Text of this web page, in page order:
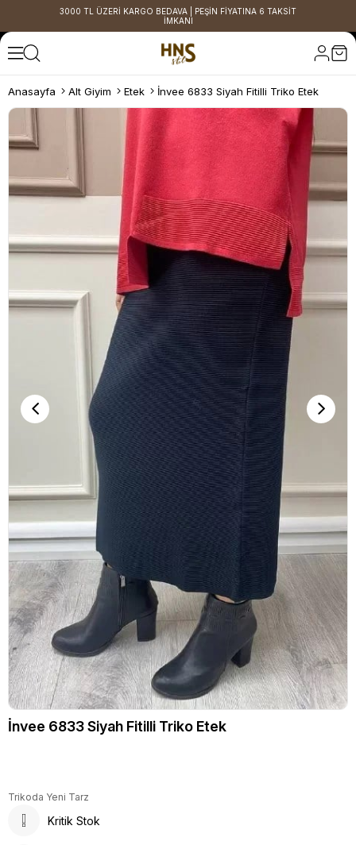
3000 TL ÜZERİ KARGO BEDAVA | PEŞİN FİYATINA 6 TAKSİT
İMKANI
Anasayfa Alt Giyim Etek İnvee 6833 Siyah Fitilli Triko Etek
İnvee 6833 Siyah Fitilli Triko Etek
Trikoda Yeni Tarz
Kritik Stok